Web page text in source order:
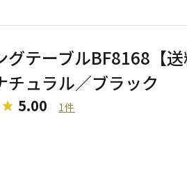
グテーブルBF8168【
チュラル／ブラック
5.00 1件